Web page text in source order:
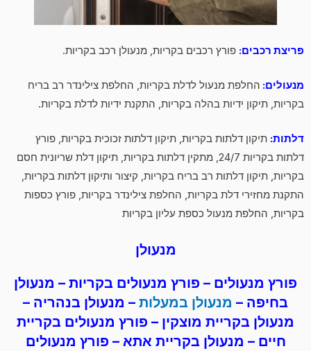
פריצת רכבים: פורץ רכבים בקריות, מנעולן רכב בקריות.
מנעולים: החלפת מנעול לדלת בקריות, החלפת צילינדר רב בריח
בקריות, תיקון ידיות בהלה בקריות, התקנת ידיות לדלת בקריות.
דלתות: תיקון דלתות בקריות, תיקון דלתות זכוכית בקריות, פורץ
דלתות בקריות 24/7, מתקין דלתות בקריות, תיקון דלת שריונית חסם
בקריות, תיקון דלתות רב בריח בקריות, קיצור ותיקון דלתות בקריות,
התקנת מחזירי דלת בקריות, החלפת צילינדר בקריות, פורץ כספות
בקריות, החלפת מנעול כספת עליון בקריות
מנעולן
פורץ מנעולים – פורץ מנעולים בקריות – מנעולן
בחיפה – מנעולן במעלות – מנעולן בנהריה –
מנעולן בקריית מוצקין – פורץ מנעולים בקריית
חיים – מנעולן בקריית אתא – פורץ מנעולים